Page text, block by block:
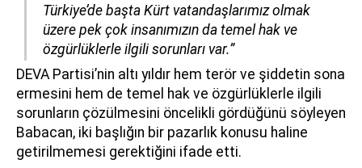
Türkiye’de başta Kürt vatandaşlarımız olmak
üzere pek çok insanımızın da temel hak ve
özgürlüklerle ilgili sorunları var.”
DEVA Partisi’nin altı yıldır hem terör ve şiddetin sona
ermesini hem de temel hak ve özgürlüklerle ilgili
sorunların çözülmesini öncelikli gördüğünü söyleyen
Babacan, iki başlığın bir pazarlık konusu haline
getirilmemesi gerektiğini ifade etti.